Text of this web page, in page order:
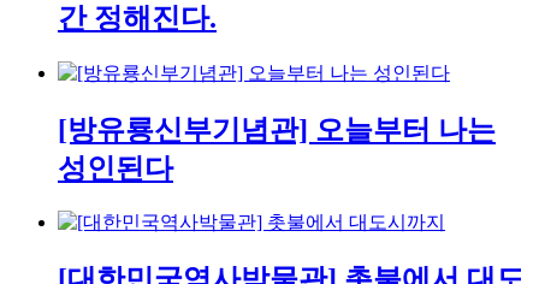
간 정해진다.
[방유룡신부기념관] 오늘부터 나는
성인된다